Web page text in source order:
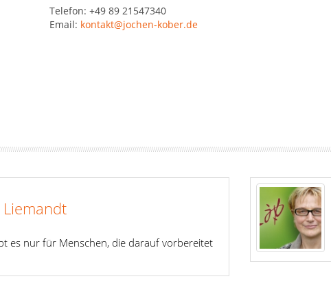
Telefon: +49 89 21547340
Email: kontakt@jochen-kober.de
es nur für Menschen, die darauf vorbereitet